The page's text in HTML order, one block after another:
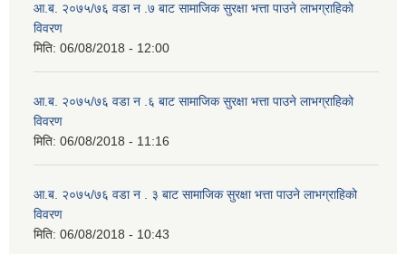
आ.ब. २०७५/७६ वडा न .७ बाट सामाजिक सुरक्षा भत्ता पाउने लाभग्राहिको
विवरण
मिति: 06/08/2018 - 12:00
आ.ब. २०७५/७६ वडा न .६ बाट सामाजिक सुरक्षा भत्ता पाउने लाभग्राहिको
विवरण
मिति: 06/08/2018 - 11:16
आ.ब. २०७५/७६ वडा न . ३ बाट सामाजिक सुरक्षा भत्ता पाउने लाभग्राहिको
विवरण
मिति: 06/08/2018 - 10:43